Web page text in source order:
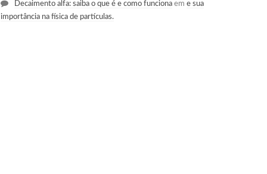
Decaimento alfa: saiba o que é e como funcionaem e sua
importância na física de partículas.